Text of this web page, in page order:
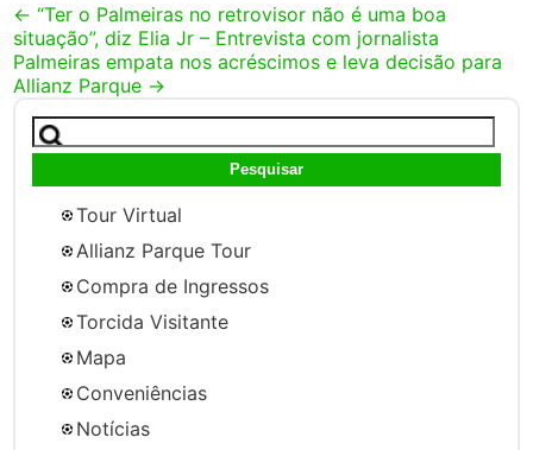
Post
navigation
← “Ter o Palmeiras no retrovisor não é uma boa
situação”, diz Elia Jr – Entrevista com jornalista
Palmeiras empata nos acréscimos e leva decisão para
Allianz Parque →
Pesquisar
por:
Tour Virtual
Allianz Parque Tour
Compra de Ingressos
Torcida Visitante
Mapa
Conveniências
Notícias